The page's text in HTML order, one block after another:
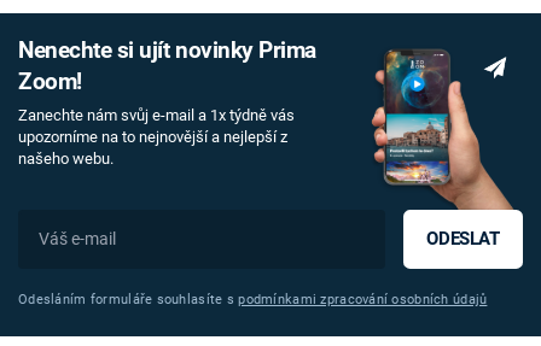
Nenechte si ujít novinky Prima
Zoom!
Zanechte nám svůj e-mail a 1x týdně vás
upozorníme na to nejnovější a nejlepší z
našeho webu.
ODESLAT
Odesláním formuláře souhlasíte spodmínkami zpracování osobních údajů